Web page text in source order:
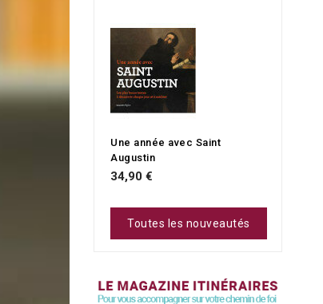
Une année avec Saint
Augustin
34,90 €
Toutes les nouveautés